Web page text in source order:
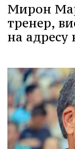
Мирон
тренер,
на адресу